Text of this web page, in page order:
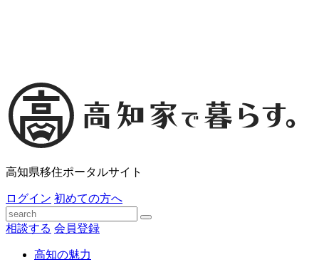
高知県移住ポータルサイト
ログイン 初めての方へ
相談する 会員登録
高知の魅力